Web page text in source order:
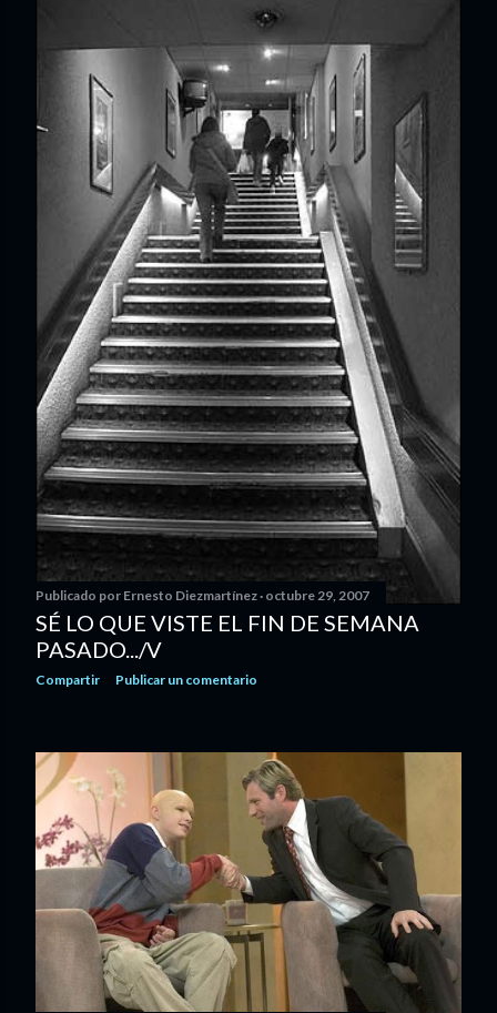
Publicado por Ernesto Diezmartínez octubre 29, 2007
SÉ LO QUE VISTE EL FIN DE SEMANA
PASADO.../V
Compartir Publicar un comentario